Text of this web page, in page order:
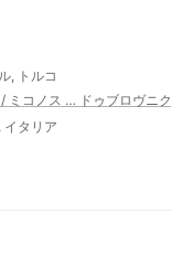
, トルコ
ミコノス … ドゥブロヴニク
イタリア